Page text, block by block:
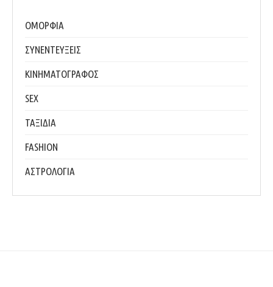
ΟΜΟΡΦΙΑ
ΣΥΝΕΝΤΕΥΞΕΙΣ
ΚΙΝΗΜΑΤΟΓΡΑΦΟΣ
SEX
ΤΑΞΙΔΙΑ
FASHION
ΑΣΤΡΟΛΟΓΙΑ